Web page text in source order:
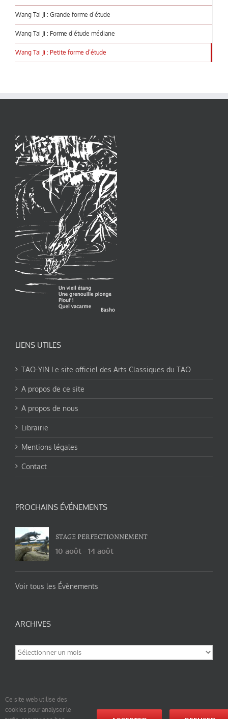
Wang Tai Ji : Grande forme d’étude
Wang Tai Ji : Forme d’étude médiane
Wang Tai Ji : Petite forme d’étude
LIENS UTILES
TAO-YIN Le site officiel des Arts Classiques du TAO
A propos de ce site
A propos de nous
Librairie
Mentions légales
Contact
PROCHAINS ÉVÉNEMENTS
STAGE PERFECTIONNEMENT
10 août - 14 août
Voir tous les Évènements
ARCHIVES
Archives
Ce site web utilise des
cookies pour analyser le